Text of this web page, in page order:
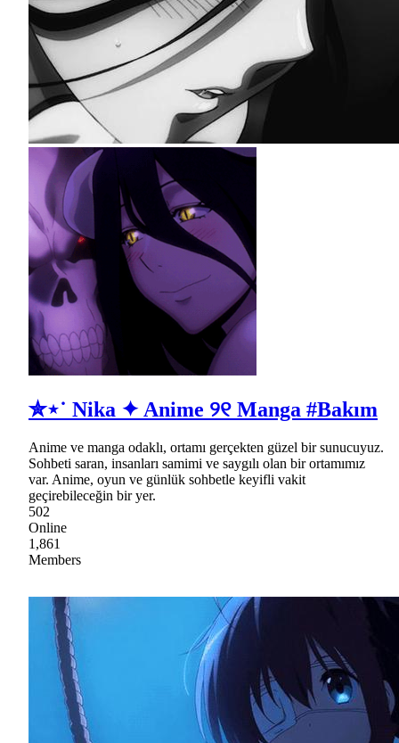
✮⋆˙ Nika ✦ Anime ୨୧ Manga #Bakım
Anime ve manga odaklı, ortamı gerçekten güzel bir sunucuyuz.
Sohbeti saran, insanları samimi ve saygılı olan bir ortamımız
var. Anime, oyun ve günlük sohbetle keyifli vakit
geçirebileceğin bir yer.
502
Online
1,861
Members